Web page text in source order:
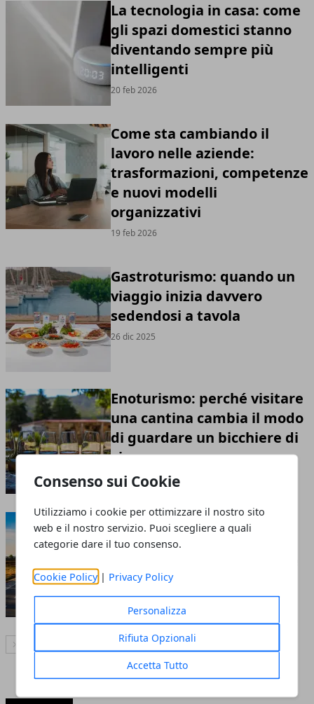
Consenso sui Cookie
Utilizziamo i cookie per ottimizzare il nostro sito
web e il nostro servizio. Puoi scegliere a quali
categorie dare il tuo consenso.
Cookie Policy | Privacy Policy
Personalizza
Rifiuta Opzionali
Accetta Tutto
La tecnologia in casa: come
gli spazi domestici stanno
diventando sempre più
intelligenti
20 feb 2026
Come sta cambiando il
lavoro nelle aziende:
trasformazioni, competenze
e nuovi modelli
organizzativi
19 feb 2026
Gastroturismo: quando un
viaggio inizia davvero
sedendosi a tavola
26 dic 2025
Enoturismo: perché visitare
una cantina cambia il modo
di guardare un bicchiere di
vino
23 dic 2025
Viaggiare in autostrada
oggi: come rendere gli
organizzati
23 dic 2025
Articolo Successivo